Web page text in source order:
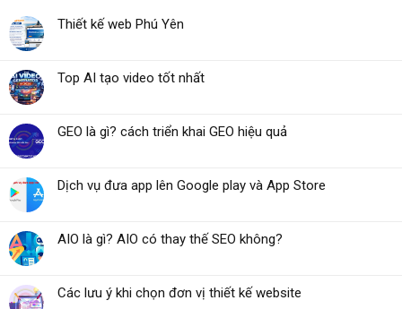
Thiết kế web Phú Yên
Top AI tạo video tốt nhất
GEO là gì? cách triển khai GEO hiệu quả
Dịch vụ đưa app lên Google play và App Store
AIO là gì? AIO có thay thế SEO không?
Các lưu ý khi chọn đơn vị thiết kế website